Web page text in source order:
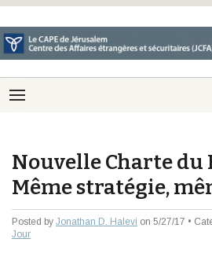
Nouvelle Charte du
Même stratégie,
Posted by Jonathan D. Halevi on 5/27/17 •
Jour